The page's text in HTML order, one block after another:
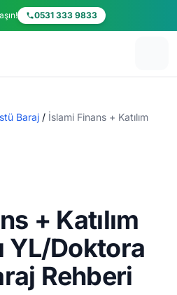
0531 333 9833
Baraj / İslami Finans + Katılım
+ Katılım
YL/Doktora
Rehberi